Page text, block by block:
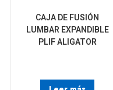
CAJA DE FUSIÓN
LUMBAR EXPANDIBLE
PLIF ALIGATOR